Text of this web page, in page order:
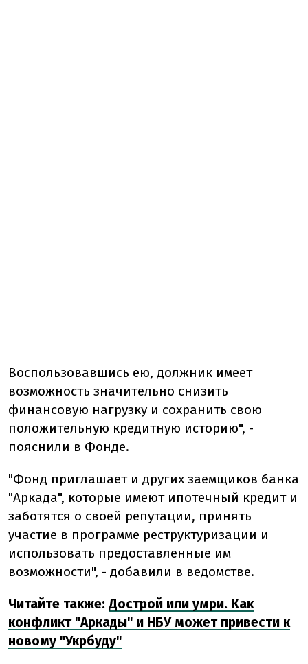
Воспользовавшись ею, должник имеет
возможность значительно снизить
финансовую нагрузку и сохранить свою
положительную кредитную историю", -
пояснили в Фонде.
"Фонд приглашает и других заемщиков банка
"Аркада", которые имеют ипотечный кредит и
заботятся о своей репутации, принять
участие в программе реструктуризации и
использовать предоставленные им
возможности", - добавили в ведомстве.
Читайте также: Дострой или умри. Как
конфликт "Аркады" и НБУ может привести к
новому "Укрбуду"